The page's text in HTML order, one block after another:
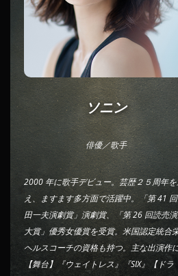
ソニン
俳優／歌手
2000 年に歌手デビュー。芸歴２５周年
え、ますます多方面で活躍中。「第 41
田一夫演劇賞」演劇賞、「第 26 回読売
大賞」優秀女優賞を受賞。米国認定統合
ヘルスコーチの資格も持つ。主な出演作
【舞台】『ウェイトレス』『SIX』【ドラ